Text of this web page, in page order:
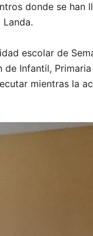
donde se han
escolar de
Infantil,
mientras la